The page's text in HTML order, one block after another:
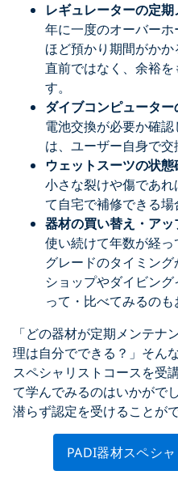
レギュレーターの定
年に一度のオーバー
ほど預かり期間がか
直前ではなく、余裕
す。
ダイブコンピュータ
電池交換が必要か確
は、ユーザー自身で交
ウェットスーツの状態
小さな裂けや傷であ
て自宅で補修できる場
器材の買い替え・ア
使い続けて年数が経
グレードのタイミン
ショップやダイビン
って・比べてみるのも
「どの器材が定期メンテナ
理は自分でできる？」そん
スペシャリストコースを受
て学んでみるのはいかがで
潜らず認定を受けることがで
PADI器材スペシ